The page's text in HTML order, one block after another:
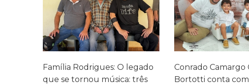
Conrado Camargo Garcia
Bortotti conta como a
Cefar promove
com homenagens